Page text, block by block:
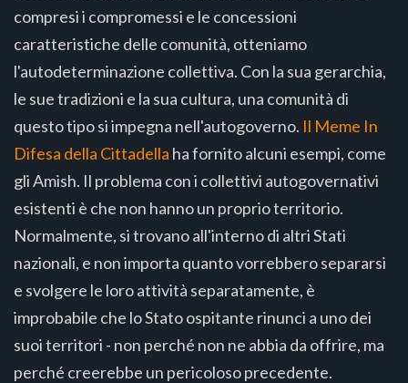
compresi i compromessi e le concessioni
caratteristiche delle comunità, otteniamo
l'autodeterminazione collettiva. Con la sua gerarchia,
le sue tradizioni e la sua cultura, una comunità di
questo tipo si impegna nell'autogoverno. Il Meme In
Difesa della Cittadella ha fornito alcuni esempi, come
gli Amish. Il problema con i collettivi autogovernativi
esistenti è che non hanno un proprio territorio.
Normalmente, si trovano all'interno di altri Stati
nazionali, e non importa quanto vorrebbero separarsi
e svolgere le loro attività separatamente, è
improbabile che lo Stato ospitante rinunci a uno dei
suoi territori - non perché non ne abbia da offrire, ma
perché creerebbe un pericoloso precedente.